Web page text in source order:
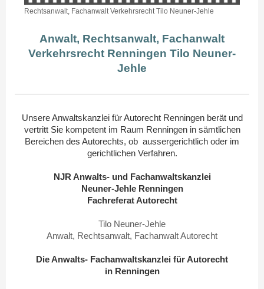
Rechtsanwalt, Fachanwalt Verkehrsrecht Tilo Neuner-Jehle
Anwalt, Rechtsanwalt, Fachanwalt
Verkehrsrecht Renningen Tilo Neuner-
Jehle
Unsere Anwaltskanzlei für Autorecht Renningen berät und
vertritt Sie kompetent im Raum Renningen in sämtlichen
Bereichen des Autorechts, ob aussergerichtlich oder im
gerichtlichen Verfahren.
NJR Anwalts- und Fachanwaltskanzlei
Neuner-Jehle Renningen
Fachreferat Autorecht
Tilo Neuner-Jehle
Anwalt, Rechtsanwalt, Fachanwalt Autorecht
Die Anwalts- Fachanwaltskanzlei für Autorecht
in Renningen